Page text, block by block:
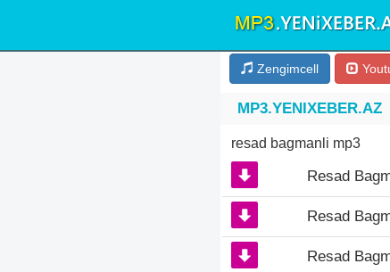
Zengimcell
MP3.YENIXEBER.AZ
resad bagmanli mp3
Resad
Resad
Resad